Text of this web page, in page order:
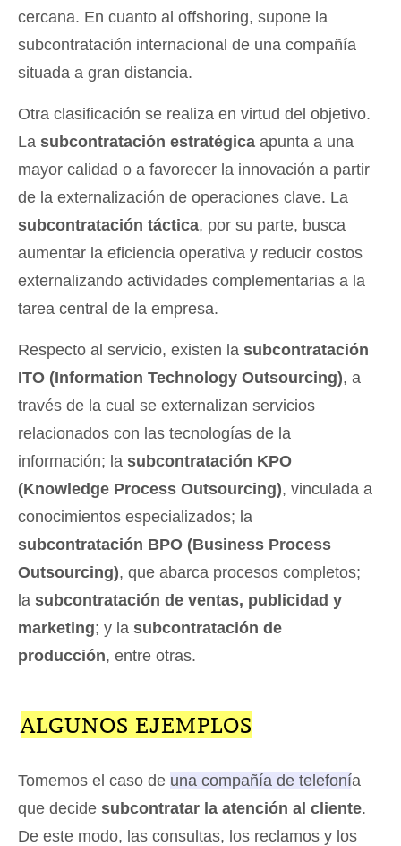
cercana. En cuanto al offshoring, supone la
subcontratación internacional de una compañía
situada a gran distancia.
Otra clasificación se realiza en virtud del objetivo.
La subcontratación estratégica apunta a una
mayor calidad o a favorecer la innovación a partir
de la externalización de operaciones clave. La
subcontratación táctica, por su parte, busca
aumentar la eficiencia operativa y reducir costos
externalizando actividades complementarias a la
tarea central de la empresa.
Respecto al servicio, existen la subcontratación
ITO (Information Technology Outsourcing), a
través de la cual se externalizan servicios
relacionados con las tecnologías de la
información; la subcontratación KPO
(Knowledge Process Outsourcing), vinculada a
conocimientos especializados; la
subcontratación BPO (Business Process
Outsourcing), que abarca procesos completos;
la subcontratación de ventas, publicidad y
marketing; y la subcontratación de
producción, entre otras.
ALGUNOS EJEMPLOS
Tomemos el caso de una compañía de telefonía
que decide subcontratar la atención al cliente.
De este modo, las consultas, los reclamos y los